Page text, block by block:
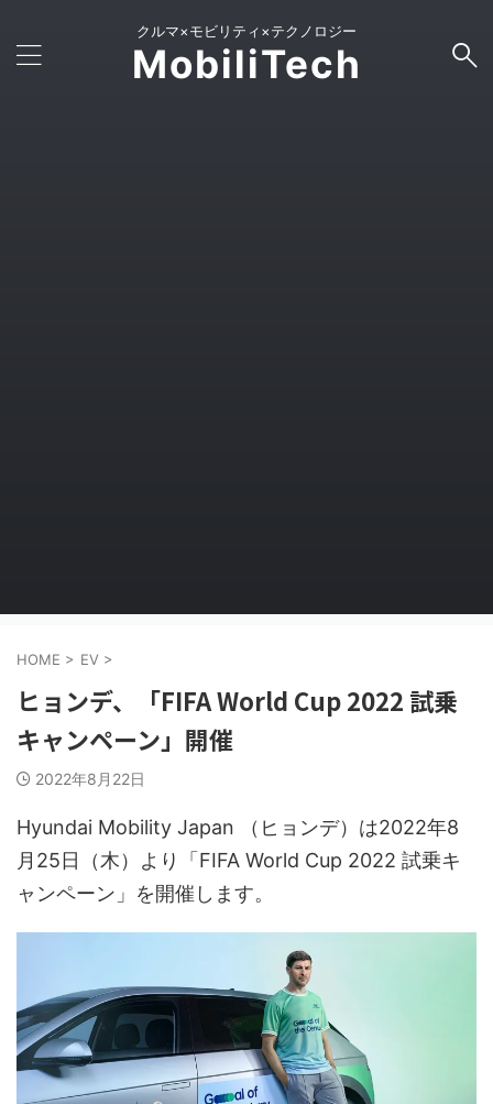
クルマ×モビリティ×テクノロジー
MobiliTech
HOME > EV >
ヒョンデ、「FIFA World Cup 2022 試乗
キャンペーン」開催
2022年8月22日
Hyundai Mobility Japan （ヒョンデ）は2022年8
月25日（木）より「FIFA World Cup 2022 試乗キ
ャンペーン」を開催します。